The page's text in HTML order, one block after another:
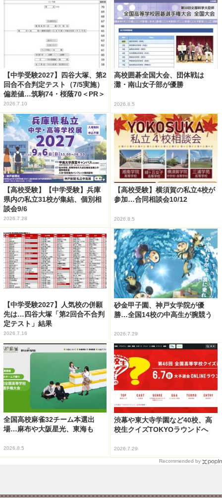
【中学受験2027】四谷大塚、第2
回合不合判定テスト（7/5実施）
偏差値…筑駒74・桜蔭70＜PR＞
2026.7.10
高校囲碁全国大会、団体戦は
灘・南山女子部が優勝
2026.8.5
【高校受験】【中学受験】兵庫
県内の私立31校が集結、個別相
談会9/6
2026.7.28
【高校受験】横須賀の私立4校が
参加…合同相談会10/12
2026.8.5
【中学受験2027】人気校の併願
先は…四谷大塚「第2回合不合判
定テスト」結果
2026.7.16
砂金甲子園、神戸女学院が優
勝…全国14校の中高生が腕競う
2026.7.29
全国高校麻雀32チーム本選出
場…麻布や大阪星光、東海も
2026.8.5
渋幕や東大寺学園など40校、高
校生クイズTOKYOラウンドへ
2026.7.29
Recommended by